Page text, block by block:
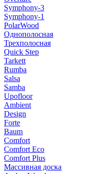
Symphony-3
Symphony-1
PolarWood
Однополосная
Трехполосная
Quick Step
Tarkett
Rumba
Salsa
Samba
Upofloor
Ambient
Design
Forte
Baum
Comfort
Comfort Eco
Comfort Plus
Массивная доска